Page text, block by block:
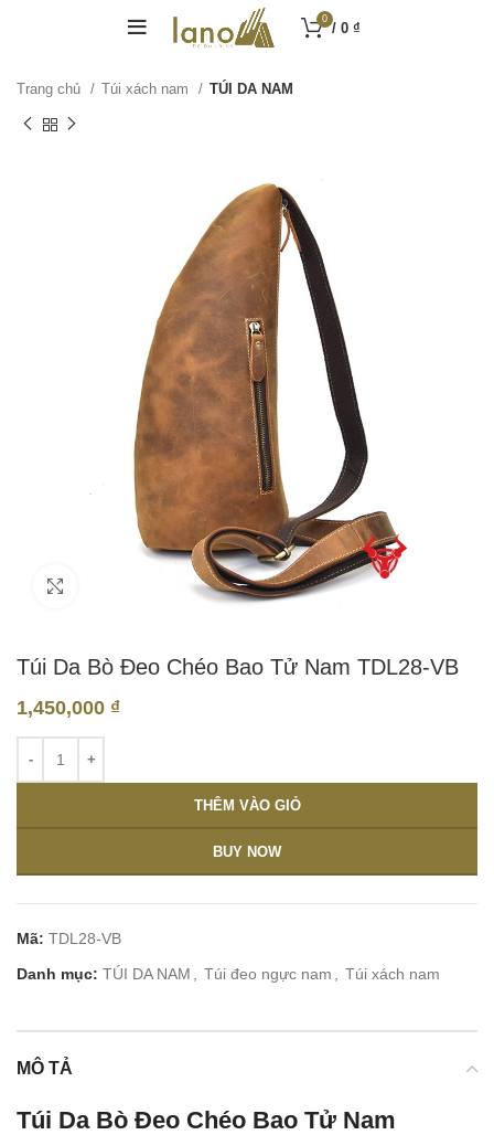
0
/ 0 ₫
Trang chủ Túi xách nam TÚI DA NAM
Túi Da Bò Đeo Chéo Bao Tử Nam TDL28-VB
1,450,000 ₫
THÊM VÀO GIỎ
BUY NOW
Mã: TDL28-VB
Danh mục: TÚI DA NAM Túi đeo ngực nam Túi xách nam
MÔ TẢ
Túi Da Bò Đeo Chéo Bao Tử Nam